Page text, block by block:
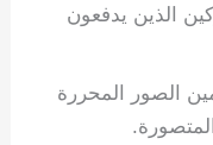
الذين يدفعون
الصور المحررة